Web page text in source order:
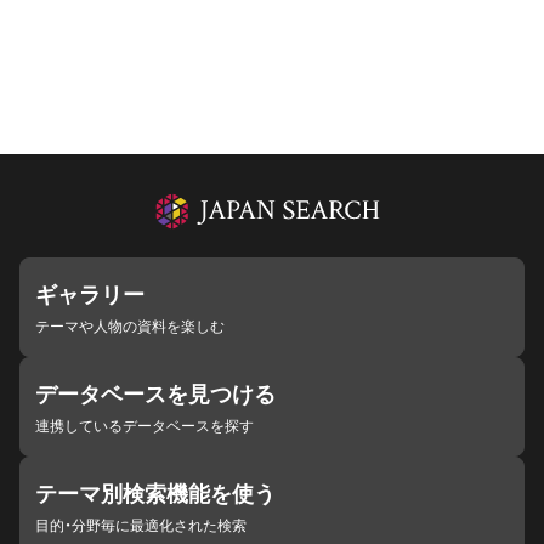
ギャラリー
テーマや人物の資料を楽しむ
データベースを見つける
連携しているデータベースを探す
テーマ別検索機能を使う
目的・分野毎に最適化された検索